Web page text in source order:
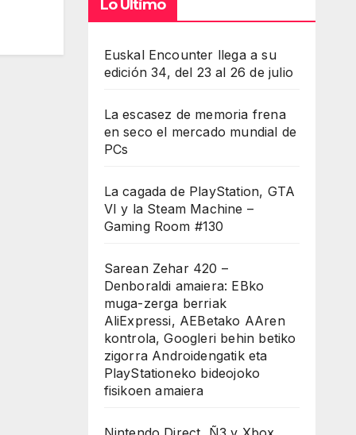
Lo Último
Euskal Encounter llega a su
edición 34, del 23 al 26 de julio
La escasez de memoria frena
en seco el mercado mundial de
PCs
La cagada de PlayStation, GTA
VI y la Steam Machine –
Gaming Room #130
Sarean Zehar 420 –
Denboraldi amaiera: EBko
muga-zerga berriak
AliExpressi, AEBetako AAren
kontrola, Googleri behin betiko
zigorra Androidengatik eta
PlayStationeko bideojoko
fisikoen amaiera